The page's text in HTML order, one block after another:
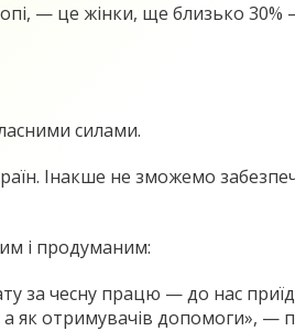
— це жінки, ще близько 30%
силами.
Інакше не зможемо
і продуманим:
за чесну працю — до нас
як отримувачів допомоги», —